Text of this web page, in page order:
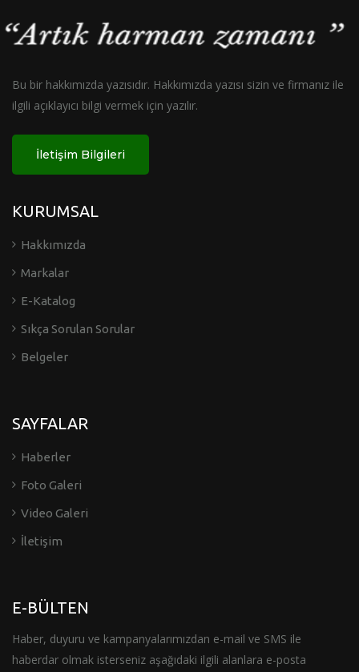
Bu bir hakkımızda yazısıdır. Hakkımızda yazısı sizin ve firmanız ile
ilgili açıklayıcı bilgi vermek için yazılır.
İletişim Bilgileri
KURUMSAL
Hakkımızda
Markalar
E-Katalog
Sıkça Sorulan Sorular
Belgeler
SAYFALAR
Haberler
Foto Galeri
Video Galeri
İletişim
E-BÜLTEN
Haber, duyuru ve kampanyalarımızdan e-mail ve SMS ile
haberdar olmak isterseniz aşağıdaki ilgili alanlara e-posta